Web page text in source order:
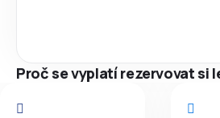
Proč se vyplatí rezervovat si